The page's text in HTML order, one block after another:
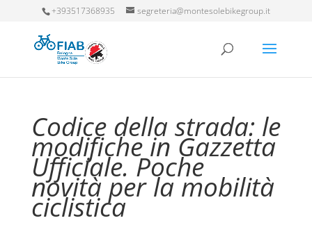
+393517368935 segreteria@montesolebikegroup.it
Codice della strada: le
modifiche in Gazzetta
Ufficiale. Poche
novità per la mobilità
ciclistica